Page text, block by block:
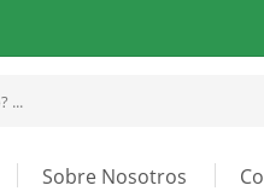
Sobre Nosotros